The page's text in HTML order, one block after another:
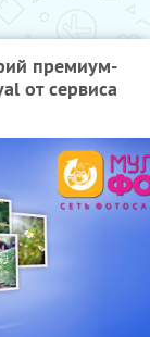
премиум-
от сервиса